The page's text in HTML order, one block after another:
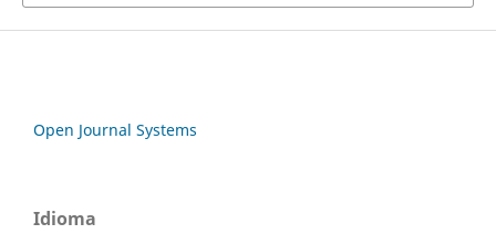
Open Journal Systems
Idioma